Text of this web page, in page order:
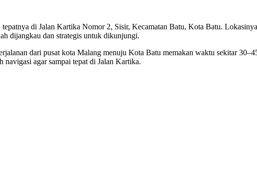
di Jalan Kartika Nomor 2, Sisir, Kecamatan Batu, Kota Batu.
dijangkau dan strategis untuk dikunjungi.
dari pusat kota Malang menuju Kota Batu memakan waktu sekitar
agar sampai tepat di Jalan Kartika.